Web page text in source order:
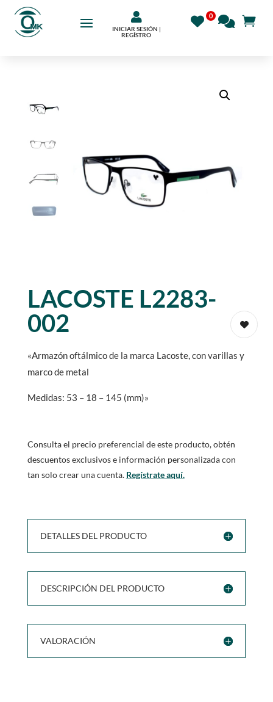

INICIAR SESIÓN |
REGÍSTRO
LACOSTE L2283-
002
«Armazón oftálmico de la marca Lacoste, con varillas y
marco de metal
Medidas: 53 – 18 – 145 (mm)»
Consulta el precio preferencial de este producto, obtén
descuentos exclusivos e información personalizada con
tan solo crear una cuenta. Regístrate aquí.
DETALLES DEL PRODUCTO
DESCRIPCIÓN DEL PRODUCTO
VALORACIÓN